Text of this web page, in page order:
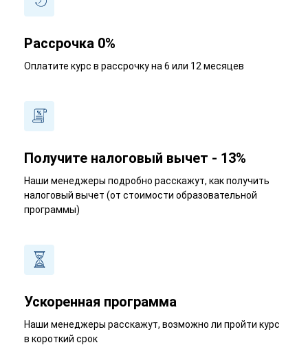
Рассрочка 0%
Оплатите курс в рассрочку на 6 или 12 месяцев
Получите налоговый вычет - 13%
Наши менеджеры подробно расскажут, как получить
налоговый вычет (от стоимости образовательной
программы)
Ускоренная программа
Наши менеджеры расскажут, возможно ли пройти курс
в короткий срок